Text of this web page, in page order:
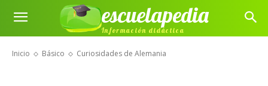
escuelapedia
Información didáctica
Inicio Básico Curiosidades de Alemania